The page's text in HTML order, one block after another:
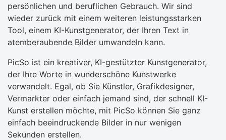
persönlichen und beruflichen Gebrauch. Wir sind
wieder zurück mit einem weiteren leistungsstarken
Tool, einem KI-Kunstgenerator, der Ihren Text in
atemberaubende Bilder umwandeln kann.
PicSo ist ein kreativer, KI-gestützter Kunstgenerator,
der Ihre Worte in wunderschöne Kunstwerke
verwandelt. Egal, ob Sie Künstler, Grafikdesigner,
Vermarkter oder einfach jemand sind, der schnell KI-
Kunst erstellen möchte, mit PicSo können Sie ganz
einfach beeindruckende Bilder in nur wenigen
Sekunden erstellen.